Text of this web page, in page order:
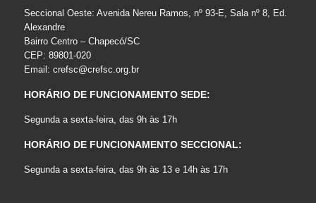
Seccional Oeste: Avenida Nereu Ramos, nº 93-E, Sala nº 8, Ed.
Alexandre
Bairro Centro – Chapecó/SC
CEP: 89801-020
Email: crefsc@crefsc.org.br
HORÁRIO DE FUNCIONAMENTO SEDE:
Segunda a sexta-feira, das 9h às 17h
HORÁRIO DE FUNCIONAMENTO SECCIONAL:
Segunda a sexta-feira, das 9h às 13 e 14h às 17h